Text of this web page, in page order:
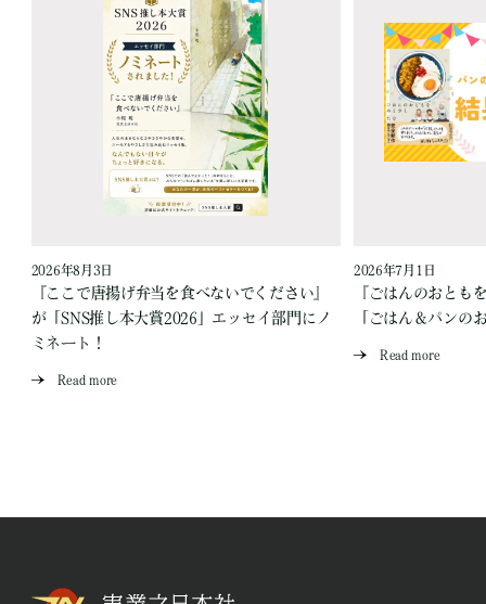
2026年8月3日
『ここで唐揚げ弁当を食べないでください』
が「SNS推し本大賞2026」エッセイ部門にノ
ミネート！
Read more
2026年7月1日
『ごはんのおとも
「ごはん＆パンの
Read more